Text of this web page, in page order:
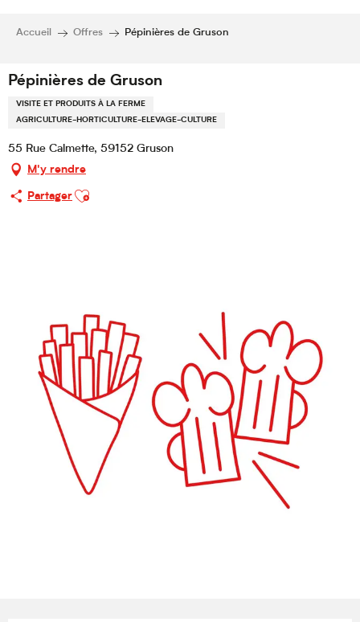
Accueil Offres Pépinières de Gruson
Pépinières de Gruson
VISITE ET PRODUITS À LA FERME
AGRICULTURE-HORTICULTURE-ELEVAGE-CULTURE
55 Rue Calmette, 59152 Gruson
M'y rendre
Partager
Ajouter aux favoris